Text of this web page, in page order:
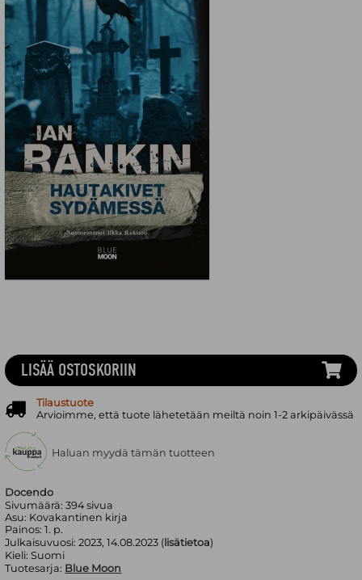
Docendo
Sivumäärä:394sivua
Asu: Kovakantinen kirja
Painos:1. p.
Julkaisuvuosi:2023, 14.08.2023 ( lisätietoa)
Kieli:Suomi
Tuotesarja: Blue Moon
LISÄÄ OSTOSKORIIN
Tilaustuote
Arvioimme, että tuote lähetetään meiltä noin 1-2 arkipäivässä
Haluan myydä tämän tuotteen